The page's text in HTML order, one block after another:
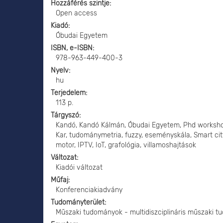
Hozzáférés szintje
Open access
Kiadó
Óbudai Egyetem
ISBN, e-ISBN
978-963-449-400-3
Nyelv
hu
Terjedelem
113 p.
Tárgyszó
Kandó, Kandó Kálmán, Óbudai Egyetem, Phd
Kar, tudománymetria, fuzzy, eseményskála, Smart
motor, IPTV, IoT, grafológia, villamoshajtások
Változat
Kiadói változat
Műfaj
Konferenciakiadvány
Tudományterület
Műszaki tudományok - multidiszciplináris műszaki